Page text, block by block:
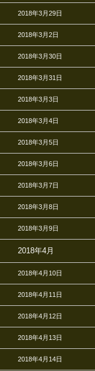
2018年3月29日
2018年3月2日
2018年3月30日
2018年3月31日
2018年3月3日
2018年3月4日
2018年3月5日
2018年3月6日
2018年3月7日
2018年3月8日
2018年3月9日
2018年4月
2018年4月10日
2018年4月11日
2018年4月12日
2018年4月13日
2018年4月14日